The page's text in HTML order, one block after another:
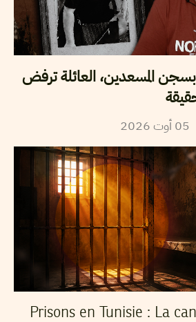
المسعدين، العائلة ترفض
05 أوت2026
Prisons en Tunisie : La